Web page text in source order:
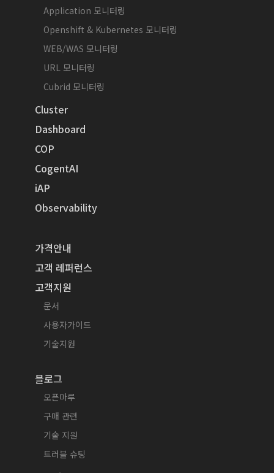
Application 모니터링
Openshift & Kubernetes 모니터링
WEB/WAS 모니터링
URL 모니터링
Cubrid 모니터링
Cluster
Dashboard
COP
CogentAI
iAP
Observability
가격안내
고객 레퍼런스
고객지원
문서
사용자가이드
기술지원
블로그
오픈마루
구매 관련
기술 지원
트러블 슈팅